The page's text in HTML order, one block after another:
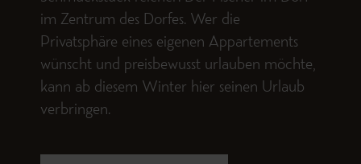
im Zentrum des Dorfes. Wer die
Privatsphäre eines eigenen Appartements
wünscht und preisbewusst urlauben möchte,
kann ab diesem Winter hier seinen Urlaub
verbringen.